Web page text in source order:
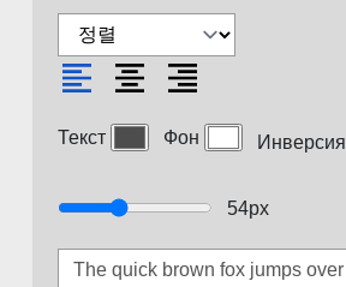
Текст Фон Инверсия
54px